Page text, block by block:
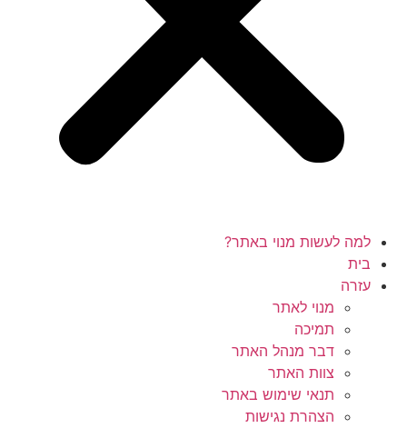
למה לעשות מנוי באתר?
בית
עזרה
מנוי לאתר
תמיכה
דבר מנהל האתר
צוות האתר
תנאי שימוש באתר
הצהרת נגישות